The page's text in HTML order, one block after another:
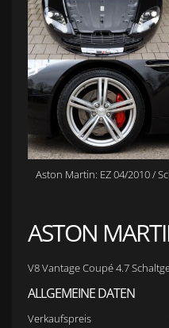
Aston Martin: EZ 04/2010 /
ASTON
V8 Vantage Coupé 4.7
ALLGEMEINE DATEN
Verkaufspreis